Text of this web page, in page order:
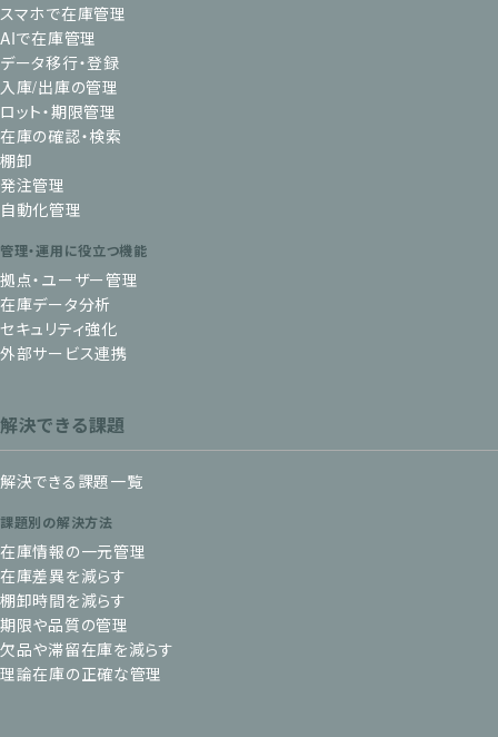
スマホで在庫管理
AIで在庫管理
データ移行・登録
入庫/出庫の管理
ロット・期限管理
在庫の確認・検索
棚卸
発注管理
自動化管理
管理・運用に役立つ機能
拠点・ユーザー管理
在庫データ分析
セキュリティ強化
外部サービス連携
解決できる課題
解決できる課題一覧
課題別の解決方法
在庫情報の一元管理
在庫差異を減らす
棚卸時間を減らす
期限や品質の管理
欠品や滞留在庫を減らす
理論在庫の正確な管理